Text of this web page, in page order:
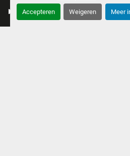
Accepteren Weigeren Meer
OVER ONS